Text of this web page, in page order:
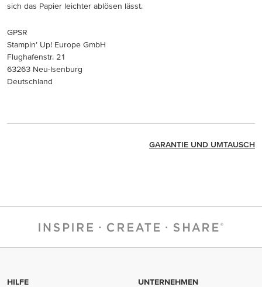
sich das Papier leichter ablösen lässt.
GPSR
Stampin’ Up! Europe GmbH
Flughafenstr. 21
63263 Neu-Isenburg
Deutschland
GARANTIE UND UMTAUSCH
HILFE UNTERNEHMEN